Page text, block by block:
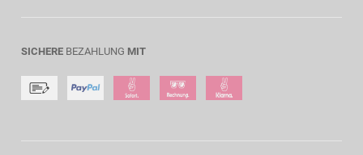
SICHERE BEZAHLUNG MIT